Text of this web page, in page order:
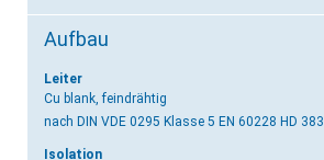
Aufbau
Leiter
Cu blank, feindrähtig
nach DIN VDE 0295 Klasse 5 EN 60228 HD 383
Isolation